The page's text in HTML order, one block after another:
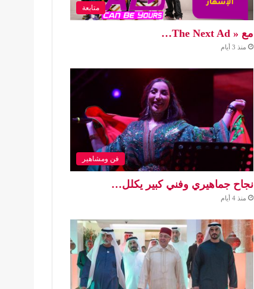
متابعة
مع « The Next Ad…
منذ 3 أيام
فن ومشاهير
نجاح جماهيري وفني كبير يكلل…
منذ 4 أيام